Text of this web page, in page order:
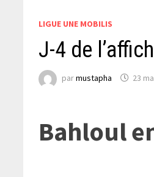
LIGUE UNE MOBILIS
J-4 de
parmustapha 23
Bahloul